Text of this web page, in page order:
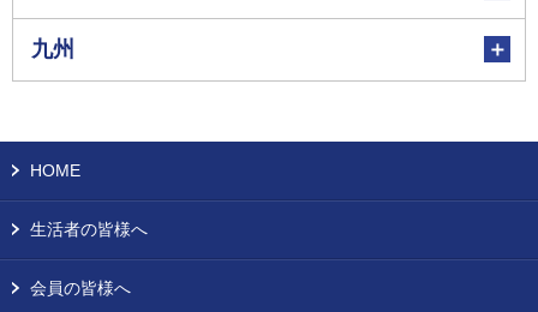
九州
HOME
生活者の皆様へ
会員の皆様へ